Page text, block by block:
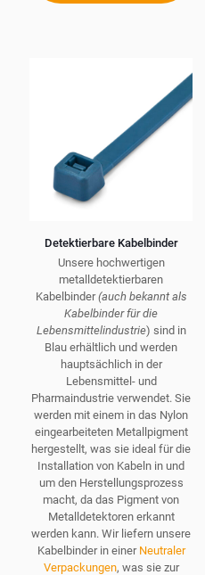
Produktseite
gewählt
werden
Detektierbare Kabelbinder
Unsere hochwertigen
metalldetektierbaren
Kabelbinder(auch bekannt als
Kabelbinder für die
Lebensmittelindustrie) sind in
Blau erhältlich und werden
hauptsächlich in der
Lebensmittel- und
Pharmaindustrie verwendet. Sie
werden mit einem in das Nylon
eingearbeiteten Metallpigment
hergestellt, was sie ideal für die
Installation von Kabeln in und
um den Herstellungsprozess
macht, da das Pigment von
Metalldetektoren erkannt
werden kann. Wir liefern unsere
Kabelbinder in einer Neutraler
Verpackungen, was sie zur